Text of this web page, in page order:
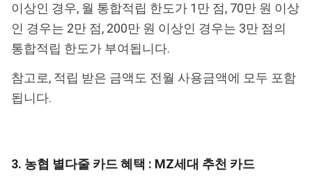
이상인 경우, 월 통합적립 한도가 1만 점, 70만 원 이상
인 경우는 2만 점, 200만 원 이상인 경우는 3만 점의
통합적립 한도가 부여됩니다.
참고로, 적립 받은 금액도 전월 사용금액에 모두 포함
됩니다.
3. 농협 별다줄 카드 혜택 : MZ세대 추천 카드